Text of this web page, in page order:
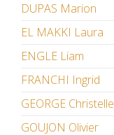
DUPAS Marion
EL MAKKI Laura
ENGLE Liam
FRANCHI Ingrid
GEORGE Christelle
GOUJON Olivier